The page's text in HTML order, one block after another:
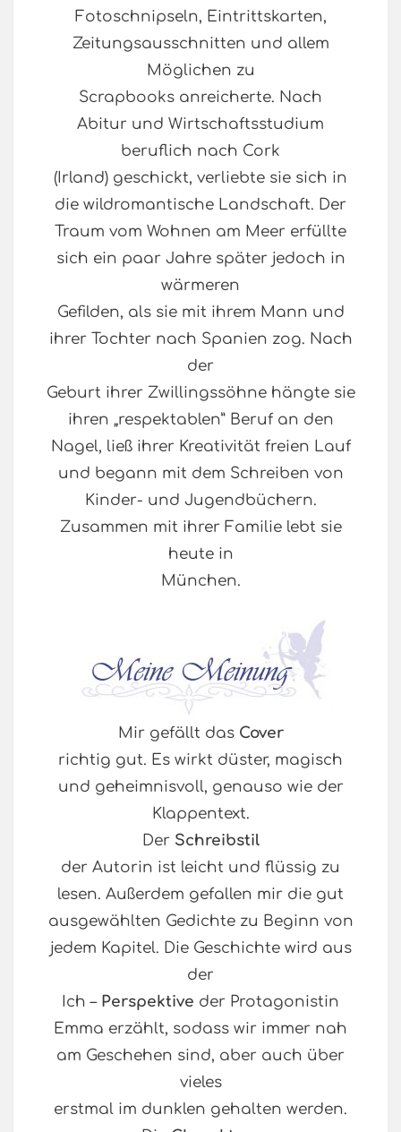
Fotoschnipseln, Eintrittskarten,
Zeitungsausschnitten und allem
Möglichen zu
Scrapbooks anreicherte. Nach
Abitur und Wirtschaftsstudium
beruflich nach Cork
(Irland) geschickt, verliebte sie sich in
die wildromantische Landschaft. Der
Traum vom Wohnen am Meer erfüllte
sich ein paar Jahre später jedoch in
wärmeren
Gefilden, als sie mit ihrem Mann und
ihrer Tochter nach Spanien zog. Nach
der
Geburt ihrer Zwillingssöhne hängte sie
ihren „respektablen” Beruf an den
Nagel, ließ ihrer Kreativität freien Lauf
und begann mit dem Schreiben von
Kinder- und Jugendbüchern.
Zusammen mit ihrer Familie lebt sie
heute in
München.
Mir gefällt das Cover
richtig gut. Es wirkt düster, magisch
und geheimnisvoll, genauso wie der
Klappentext.
Der Schreibstil
der Autorin ist leicht und flüssig zu
lesen. Außerdem gefallen mir die gut
ausgewählten Gedichte zu Beginn von
jedem Kapitel. Die Geschichte wird aus
der
Ich – Perspektive der Protagonistin
Emma erzählt, sodass wir immer nah
am Geschehen sind, aber auch über
vieles
erstmal im dunklen gehalten werden.